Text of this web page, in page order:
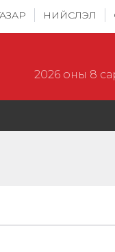
НИЙСЛЭЛ
2026 оны 8